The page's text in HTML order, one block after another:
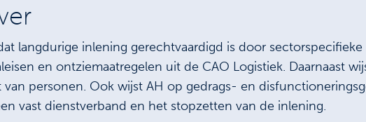
langdurige inlening gerechtvaardigd is door
en ontziemaatregelen uit de CAO Logistiek. Daarnaast
personen. Ook wijst AH op gedrags- en
vast dienstverband en het stopzetten van de inlening.